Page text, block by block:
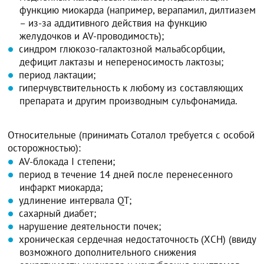
функцию миокарда (например, верапамил, дилтиазем
– из-за аддитивного действия на функцию
желудочков и AV-проводимость);
синдром глюкозо-галактозной мальабсорбции,
дефицит лактазы и непереносимость лактозы;
период лактации;
гиперчувствительность к любому из составляющих
препарата и другим производным сульфонамида.
Относительные (принимать Соталол требуется с особой
осторожностью):
AV-блокада I степени;
период в течение 14 дней после перенесенного
инфаркт миокарда;
удлинение интервала QT;
сахарный диабет;
нарушение деятельности почек;
хроническая сердечная недостаточность (ХСН) (ввиду
возможного дополнительного снижения